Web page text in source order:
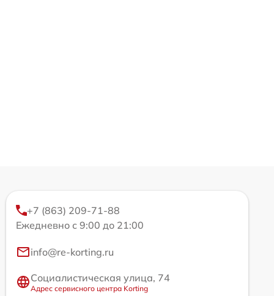
+7 (863) 209-71-88
Ежедневно с 9:00 до 21:00
info@re-korting.ru
Социалистическая улица, 74
Адрес сервисного центра Korting